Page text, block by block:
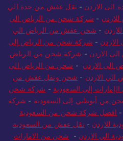
الاردن - نقل عفش من جدة الي
- شركة شحن من الرياض الى
- شحن عفش من الرياض الي
- شركة شحن من الرياض إلى
الاردن - شركة شحن من الرياض
الى الاردن - شحن من الرياض الى
الاردن - شحن ونقل عفش من
إلى السعودية - شركة شحن
من أبوظبي إلى السعودية - شركة
- افضل شركة شحن من السعودية
للاردن - نقل عفش من السعودية
الي الاردن - شحن من الامارات